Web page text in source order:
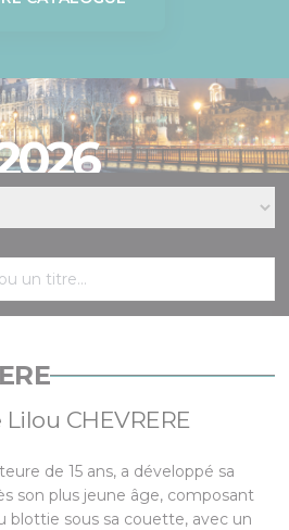
CHEVRERE
de 15 ans, a développé sa
son plus jeune âge, composant
blottie sous sa couette, avec un